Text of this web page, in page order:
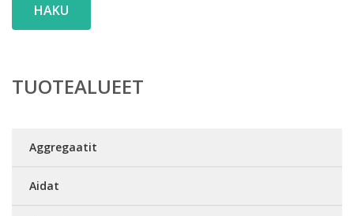
HAKU
TUOTEALUEET
Aggregaatit
Aidat